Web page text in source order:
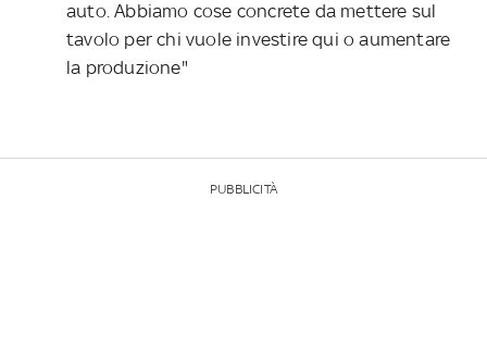
auto. Abbiamo cose concrete da mettere sul
tavolo per chi vuole investire qui o aumentare
la produzione"
PUBBLICITÀ